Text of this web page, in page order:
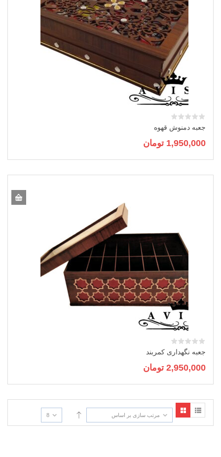
جعبه دمنوش قهوه
1,950,000 تومان
جعبه نگهداری کمربند
2,950,000 تومان
مرتب سازی بر اساس 8